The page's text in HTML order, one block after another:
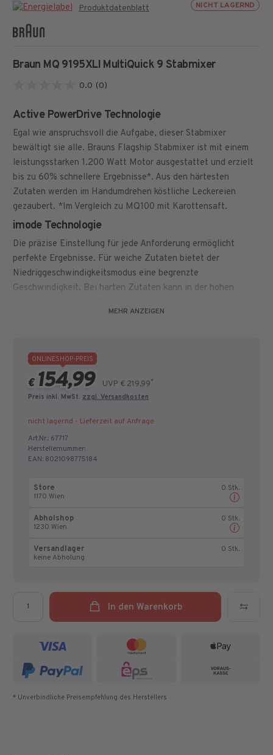
Produktdatenblatt NICHT LAGERND
Braun MQ 9195XLI MultiQuick 9 Stabmixer
0.0 (0)
5
Sternen.
Active PowerDrive Technologie
Egal wie anspruchsvoll die Aufgabe, dieser Stabmixer
bewältigt sie alle. Brauns Flagship Stabmixer ist mit einem
leistungsstarken 1.200 Watt Motor ausgestattet und erzielt
bis zu 60% schnellere Ergebnisse*. Aus den härtesten
Zutaten werden im Handumdrehen köstliche Leckereien
gezaubert. *Im Vergleich zu MQ100 mit Karottensaft.
imode Technologie
Die präzise Einstellung für jede Anforderung ermöglicht
perfekte Ergebnisse. Für weiche Zutaten bietet der
Niedriggeschwindigkeitsmodus eine begrenzte
Geschwindigkeit. Bei harten Zutaten kann in der hohen
Modus liefert automatisch gleichmäßig geschnittene Zutaten
ActiveBlade Technologie
Die einzigartige Klinge die sich nach oben und unten bewegt.
Mixt selbst härteste Lebensmittel.
MEHR ANZEIGEN
ONLINESHOP-PREIS
€ 154,99 UVP € 219,99*
Preis inkl. MwSt. zzgl. Versandkosten
nicht lagernd - Lieferzeit auf Anfrage
Art.Nr.:67717
Herstellernummer:
EAN:8021098775184
Store
1170 Wien
0 Stk.
Abholshop
1230 Wien
0 Stk.
Versandlager
keine Abholung
0 Stk.
In den Warenkorb
* Unverbindliche Preisempfehlung des Herstellers